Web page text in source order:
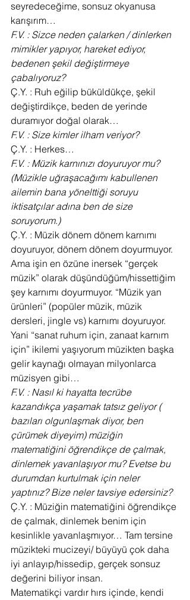
seyredeceğime, sonsuz okyanusa
karışırım…
F.V. : Sizce neden çalarken / dinlerken
mimikler yapıyor, hareket ediyor,
bedenen şekil değiştirmeye
çabalıyoruz?
Ç.Y. : Ruh eğilip büküldükçe, şekil
değiştirdikçe, beden de yerinde
duramıyor doğal olarak…
F.V. : Size kimler ilham veriyor?
Ç.Y. : Herkes…
F.V. : Müzik karnınızı doyuruyor mu?
(Müzikle uğraşacağımı kabullenen
ailemin bana yönelttiği soruyu
iktisatçılar adına ben de size
soruyorum.)
Ç.Y. : Müzik dönem dönem karnımı
doyuruyor, dönem dönem doyurmuyor.
Ama işin en özüne inersek “gerçek
müzik” olarak düşündüğüm/hissettiğim
şey karnımı doyurmuyor. “Müzik yan
ürünleri” (popüler müzik, müzik
dersleri, jingle vs) karnımı doyuruyor.
Yani “sanat ruhum için, zanaat karnım
için” ikilemi yaşıyorum müzikten başka
gelir kaynağı olmayan milyonlarca
müzisyen gibi…
F.V. : Nasıl ki hayatta tecrübe
kazandıkça yaşamak tatsız geliyor (
bazıları olgunlaşmak diyor, ben
çürümek diyeyim) müziğin
matematiğini öğrendikçe de çalmak,
dinlemek yavanlaşıyor mu? Evetse bu
durumdan kurtulmak için neler
yaptınız? Bize neler tavsiye edersiniz?
Ç.Y. : Müziğin matematiğini öğrendikçe
de çalmak, dinlemek benim için
kesinlikle yavanlaşmıyor… Tam tersine
müzikteki mucizeyi/ büyüyü çok daha
iyi anlayıp/hissedip, gerçek sonsuz
değerini biliyor insan.
Matematikçi vardır hırs içinde, kendi